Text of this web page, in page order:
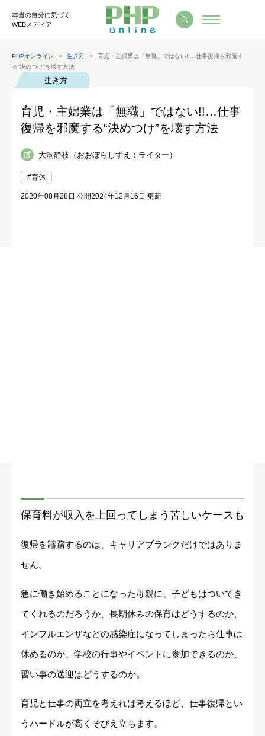
本当の自分に気づく
WEBメディア
PHPオンライン 生き方
育児・主婦業は「無職」ではない!!…仕事復帰を邪魔す
る“決めつけ”を壊す方法
生き方
育児・主婦業は「無職」ではない!!…仕事
復帰を邪魔する“決めつけ”を壊す方法
大洞静枝（おおぼらしずえ：ライター）
#育休
2020年08月28日 公開2024年12月16日 更新
保育料が収入を上回ってしまう苦しいケースも
復帰を躊躇するのは、キャリアブランクだけではありま
せん。
急に働き始めることになった母親に、子どもはついてき
てくれるのだろうか、長期休みの保育はどうするのか、
インフルエンザなどの感染症になってしまったら仕事は
休めるのか、学校の行事やイベントに参加できるのか、
習い事の送迎はどうするのか。
育児と仕事の両立を考えれば考えるほど、仕事復帰とい
うハードルが高くそびえ立ちます。